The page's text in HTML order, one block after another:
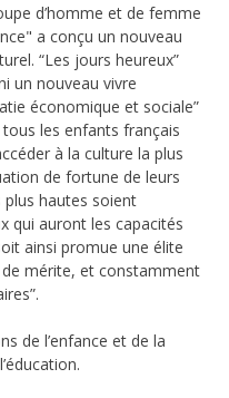
d’homme et de femme
a conçu un nouveau
“Les jours heureux”
un nouveau vivre
économique et sociale”
les enfants français
à la culture la plus
de fortune de leurs
hautes soient
qui auront les capacités
ainsi promue une élite
mérite, et constamment
de l’enfance et de la